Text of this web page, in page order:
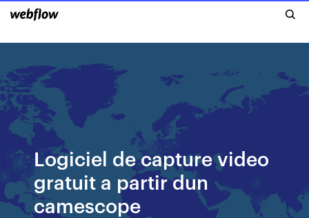
Logiciel de capture video
gratuit a partir dun
camescope